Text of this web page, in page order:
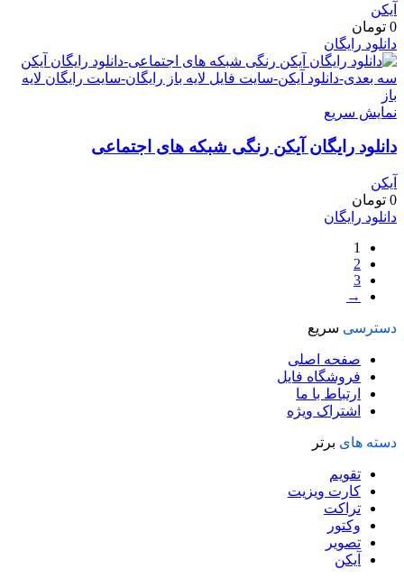
آیکن
0 تومان
دانلود رایگان
نمایش سریع
دانلود رایگان آیکن رنگی شبکه های اجتماعی
آیکن
0 تومان
دانلود رایگان
1
2
3
→
دسترسی سریع
صفحه اصلی
فروشگاه فایل
ارتباط با ما
اشتراک ویژه
دسته های برتر
تقویم
کارت ویزیت
تراکت
وکتور
تصویر
آیکن